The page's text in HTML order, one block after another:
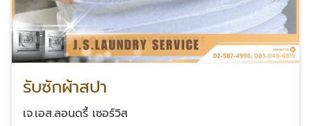
รับซักผ้าสปา
เจ.เอส.ลอนดรี้ เซอร์วิส